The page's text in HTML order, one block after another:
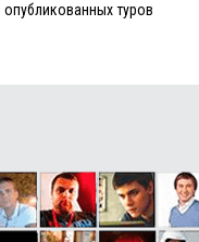
опубликованных туров